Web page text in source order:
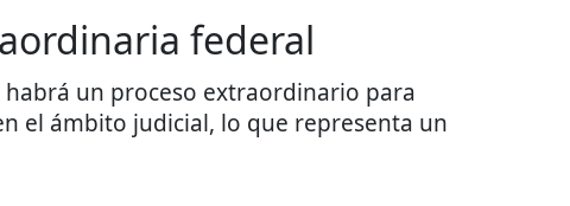
federal
habrá un proceso extraordinario para
el ámbito judicial, lo que representa un